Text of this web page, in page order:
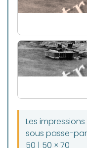
Les
sous passe-
50 | 50 × 70